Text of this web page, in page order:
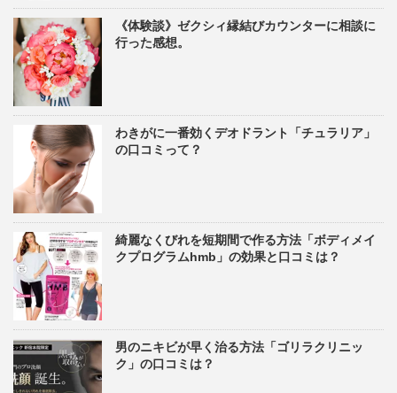
《体験談》ゼクシィ縁結びカウンターに相談に
行った感想。
わきがに一番効くデオドラント「チュラリア」
の口コミって？
綺麗なくびれを短期間で作る方法「ボディメイ
クプログラムhmb」の効果と口コミは？
男のニキビが早く治る方法「ゴリラクリニッ
ク」の口コミは？